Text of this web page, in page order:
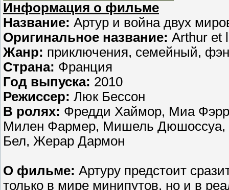
Информация о фильме
Название: Артур и война двух
Оригинальное название: Arthur et
Жанр: приключения, семейный,
Страна: Франция
Год выпуска: 2010
Режиссер: Люк Бессон
В ролях: Фредди Хаймор, Миа
Милен Фармер, Мишель Дюшоссуа,
Бел, Жерар Дармон
О фильме: Артуру предстоит
только в мире минипутов, но и в